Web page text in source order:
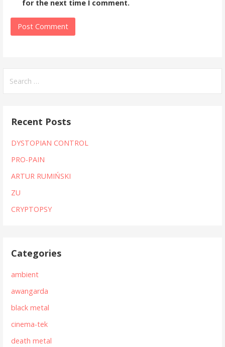
for the next time I comment.
for:
Recent Posts
DYSTOPIAN CONTROL
PRO-PAIN
ARTUR RUMIŃSKI
ZU
CRYPTOPSY
Categories
ambient
awangarda
black metal
cinema-tek
death metal